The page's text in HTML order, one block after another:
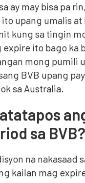
ay may bisa pa
upang umalis at
kung sa tingin
expire ito bago ka
mong pumili
BVB upang
sa Australia.
sa BVB?
na nakasaad
kailan mag